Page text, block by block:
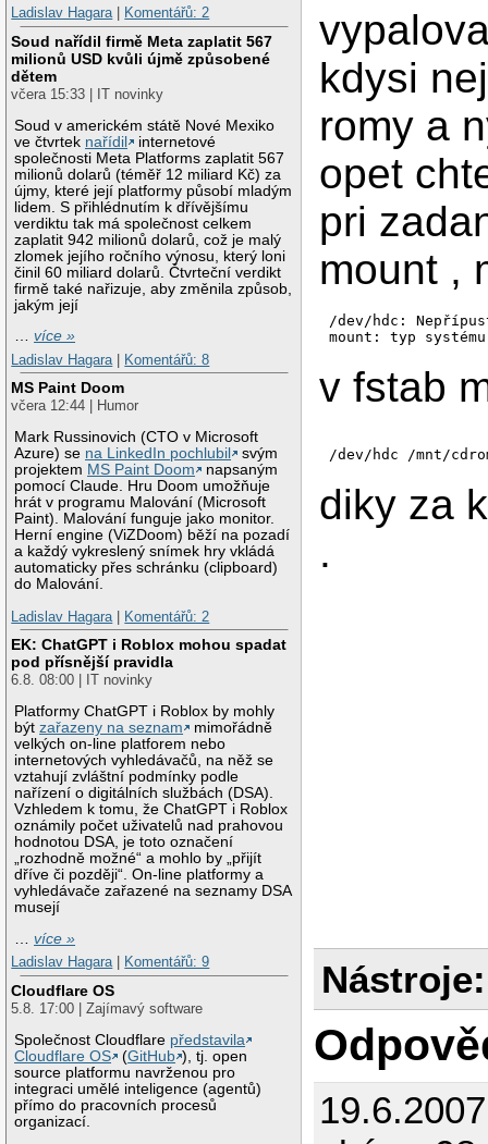
Ladislav Hagara| Komentářů: 2
Soud nařídil firmě Meta zaplatit 567
milionů USD kvůli újmě způsobené
dětem
včera 15:33 | IT novinky
Soud v americkém státě Nové Mexiko
ve čtvrtek nařídil
internetové
společnosti Meta Platforms zaplatit 567
milionů dolarů (téměř 12 miliard Kč) za
újmy, které její platformy působí mladým
lidem. S přihlédnutím k dřívějšímu
verdiktu tak má společnost celkem
zaplatit 942 milionů dolarů, což je malý
zlomek jejího ročního výnosu, který loni
činil 60 miliard dolarů. Čtvrteční verdikt
firmě také nařizuje, aby změnila způsob,
jakým její
…více »
Ladislav Hagara
Komentářů: 8
MS Paint Doom
včera 12:44 | Humor
Mark Russinovich (CTO v Microsoft
Azure) se na LinkedIn pochlubil
svým
projektem MS Paint Doom
napsaným
pomocí Claude. Hru Doom umožňuje
hrát v programu Malování (Microsoft
Paint). Malování funguje jako monitor.
Herní engine (ViZDoom) běží na pozadí
a každý vykreslený snímek hry vkládá
automaticky přes schránku (clipboard)
do Malování.
Ladislav Hagara
Komentářů: 2
EK: ChatGPT i Roblox mohou spadat
pod přísnější pravidla
6.8. 08:00 | IT novinky
Platformy ChatGPT i Roblox by mohly
býtzařazeny na seznam
mimořádně
velkých on-line platforem nebo
internetových vyhledávačů, na něž se
vztahují zvláštní podmínky podle
nařízení o digitálních službách (DSA).
Vzhledem k tomu, že ChatGPT i Roblox
oznámily počet uživatelů nad prahovou
hodnotou DSA, je toto označení
„rozhodně možné“ a mohlo by „přijít
dříve či později“. On-line platformy a
vyhledávače zařazené na seznamy DSA
musejí
…více »
Ladislav Hagara| Komentářů: 9
Cloudflare OS
5.8. 17:00 | Zajímavý software
Společnost Cloudflare představila
Cloudflare OS
(GitHub ), tj. open
source platformu navrženou pro
integraci umělé inteligence (agentů)
přímo do pracovních procesů
organizací.
kdysi
romy a
opet
pri
mount ,
/dev/hdc:
v fstab
diky za
.
Nástroje: